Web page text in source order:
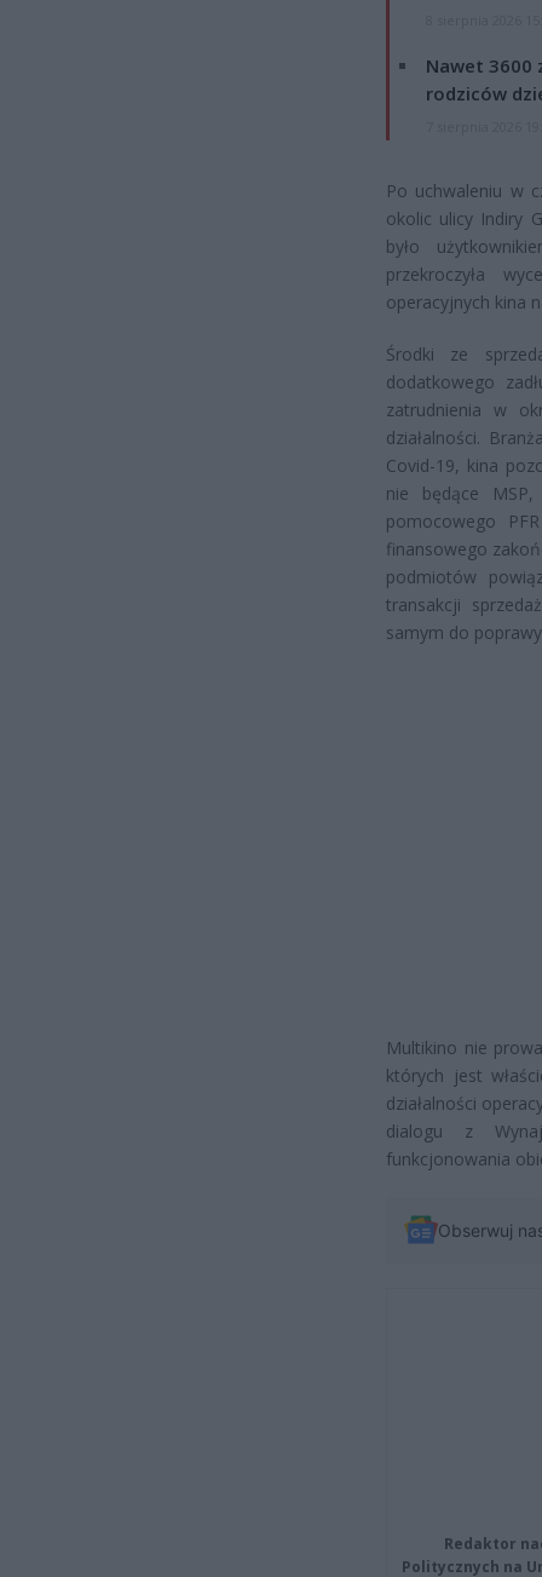
Nawet 3600
rodziców
Po uchwaleniu w
okolic ulicy Indiry
było
przekroczyła
operacyjnych kina
Środki ze
dodatkowego
zatrudnienia w
działalności.
Covid-19, kina
nie będące
pomocowego
finansowego
podmiotów
transakcji
samym do
Multikino nie
których jest
działalności
dialogu z
funkcjonowania
Obserwuj
Redaktor
Politycznych na